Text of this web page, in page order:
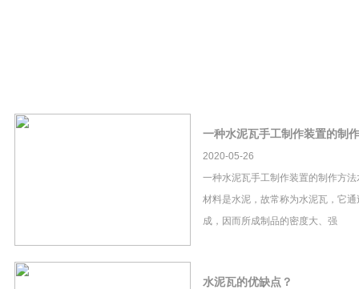
一种水泥瓦手工制作装置的制
2020-05-26
一种水泥瓦手工制作装置的制作方
材料是水泥，故常称为水泥瓦，它
成，因而所成制品的密度大、强
水泥瓦的优缺点？